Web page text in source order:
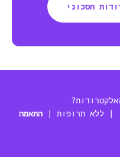
חסכוני
| ללא תרופות | התאמה